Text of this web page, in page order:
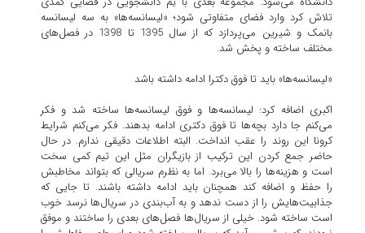
تلاش کرد وارد فضای متفاوتی شود؛ «لیسانسه‌ها» به سه لیسانسه
بانمک و شیرین می‌پردازد که از سال 1395 تا 1398 در فصل‌های
مختلف ساخته و پخش شد.
«لیسانسه‌ها» باید تا فوق دکترا ادامه داشته باشد
اکبری اضافه کرد: لیسانسه‌ها و فوق لیسانسه‌ها ساخته شد و فکر
می‌کنم جا دارد بچه‌ها تا فوق دکتری ادامه بدهند. فکر می‌کنم شرایط
کرونا این روند را عقب انداخت. البته اطلاعات دقیقی ندارم. در حال
حاضر جمع کردن این ترکیب از بازیگران مثل این تیم کمی سخت
است و هزینه‌ها را بالا می‌برد. اما به نظرم سریالی که بتواند مخاطبش
را حفظ و اضافه کند همچنان باید ادامه داشته باشند. تا جایی که
جذابیت‌هایش را از دست ندهد و به آب‌بندی در سریال‌ها نرسد خوب
است ساخته شود. خیلی از سریال‌ها فصل‌های بعدی را ساختند و موفق